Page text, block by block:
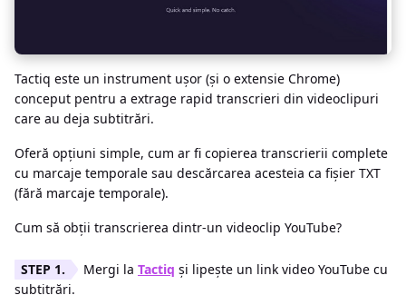
Tactiq este un instrument ușor (și o extensie Chrome)
conceput pentru a extrage rapid transcrieri din videoclipuri
care au deja subtitrări.
Oferă opțiuni simple, cum ar fi copierea transcrierii complete
cu marcaje temporale sau descărcarea acesteia ca fișier TXT
(fără marcaje temporale).
Cum să obții transcrierea dintr-un videoclip YouTube?
Mergi la Tactiq și lipește un link video YouTube cu
subtitrări.